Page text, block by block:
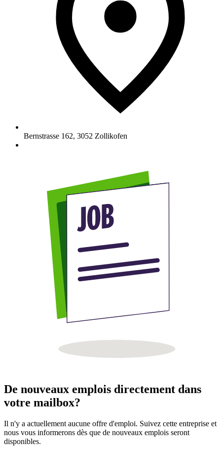
Bernstrasse 162, 3052 Zollikofen
De nouveaux emplois directement dans
votre mailbox?
Il n'y a actuellement aucune offre d'emploi. Suivez cette entreprise et
nous vous informerons dès que de nouveaux emplois seront
disponibles.